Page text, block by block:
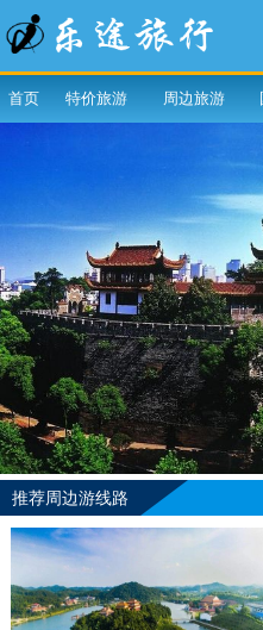
首页 特价旅游 周边旅游
推荐周边游线路